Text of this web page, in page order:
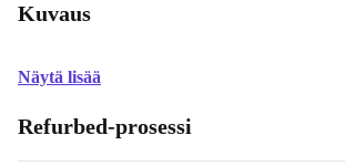
Kuvaus
Näytä lisää
Refurbed-prosessi